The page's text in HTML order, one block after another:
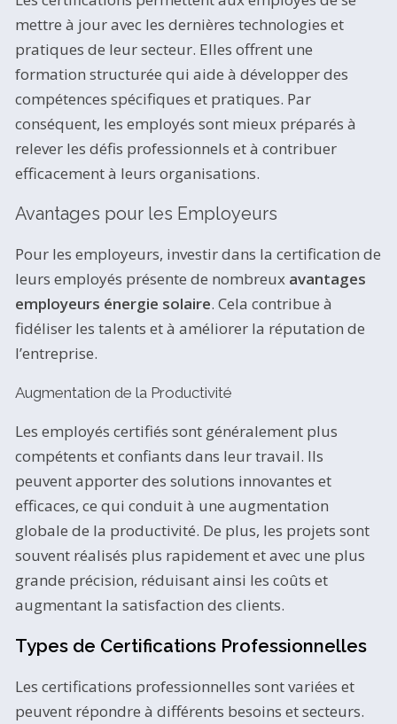
mettre à jour avec les dernières technologies et
pratiques de leur secteur. Elles offrent une
formation structurée qui aide à développer des
compétences spécifiques et pratiques. Par
conséquent, les employés sont mieux préparés à
relever les défis professionnels et à contribuer
efficacement à leurs organisations.
Avantages pour les Employeurs
Pour les employeurs, investir dans la certification de
leurs employés présente de nombreux avantages
employeurs énergie solaire. Cela contribue à
fidéliser les talents et à améliorer la réputation de
l’entreprise.
Augmentation de la Productivité
Les employés certifiés sont généralement plus
compétents et confiants dans leur travail. Ils
peuvent apporter des solutions innovantes et
efficaces, ce qui conduit à une augmentation
globale de la productivité. De plus, les projets sont
souvent réalisés plus rapidement et avec une plus
grande précision, réduisant ainsi les coûts et
augmentant la satisfaction des clients.
Types de Certifications Professionnelles
Les certifications professionnelles sont variées et
peuvent répondre à différents besoins et secteurs.